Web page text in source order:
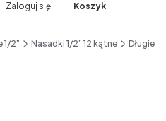
Zaloguj się Koszyk
2” Nasadki 1/2” 12 kątne Długie